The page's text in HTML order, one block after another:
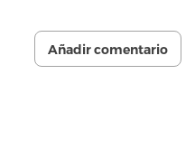
Añadir comentario